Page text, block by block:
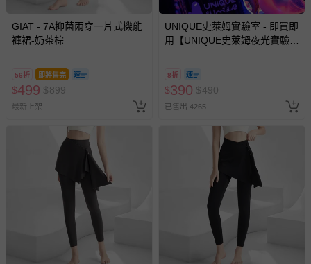
GIAT - 7A抑菌兩穿一片式機能
褲裙-奶茶棕
56折 即將售完
$499 $899
最新上架
UNIQUE史萊姆實驗室 - 即買即
用【UNIQUE史萊姆夜光實驗室
訂單編號兌換，逾期作廢) (大
人小孩均一價(3歲以上需購票))
8折
$390 $490
已售出 4265